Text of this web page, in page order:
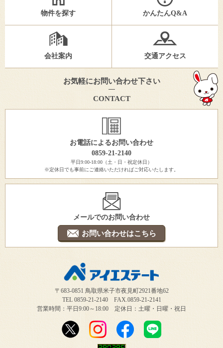
物件を探す かんたんQ&A
会社案内 交通アクセス
お気軽にお問い合わせ下さい
CONTACT
お電話によるお問い合わせ
0859-21-2140
平日9:00-18:00（土・日・祝定休日）
※定休日でも事前にご連絡いただければご対応いたします。
メールでのお問い合わせ
お問い合わせはこちら
〒683-0851 鳥取県米子市夜見町2921番地62
TEL 0859-21-2140 FAX.0859-21-2141
営業時間：平日9:00～18:00 定休日：土曜・日曜・祝日